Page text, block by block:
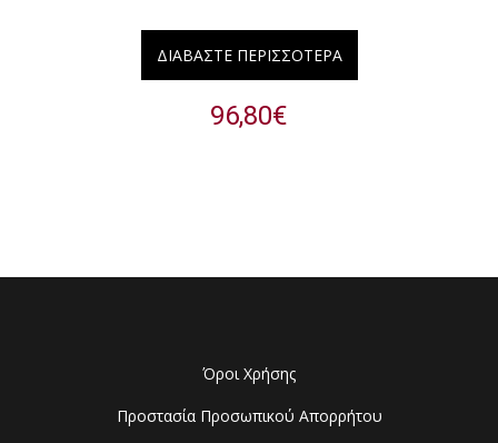
ΔΙΑΒΆΣΤΕ ΠΕΡΙΣΣΌΤΕΡΑ
96,80€
Όροι Χρήσης
Προστασία Προσωπικού Απορρήτου